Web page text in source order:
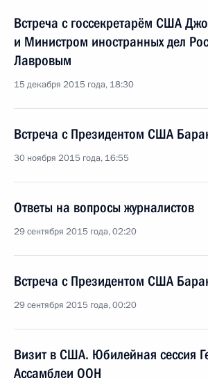
Встреча с госсекретарём США
и Министром иностранных дел
Лавровым
15 декабря 2015 года, 18:30
Встреча с Президентом США
30 ноября 2015 года, 16:55
Ответы на вопросы журналистов
29 сентября 2015 года, 02:20
Встреча с Президентом США
29 сентября 2015 года, 00:20
Визит в США. Юбилейная сессия
Ассамблеи ООН